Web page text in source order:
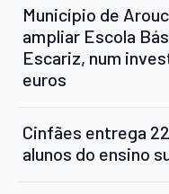
Município de
ampliar Escola
Escariz, num
euros
Cinfães entrega
alunos do ensino